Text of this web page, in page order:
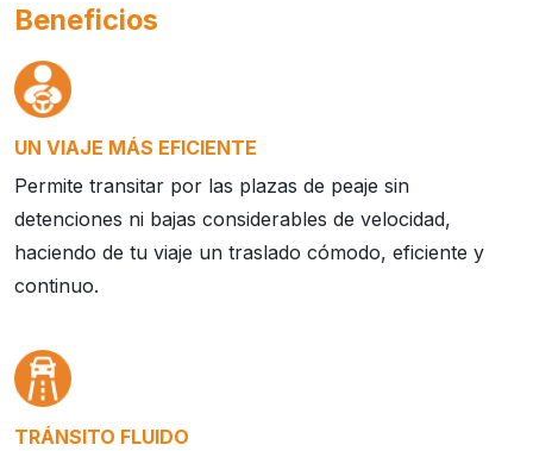
Beneficios
UN VIAJE MÁS EFICIENTE
Permite transitar por las plazas de peaje sin
detenciones ni bajas considerables de velocidad,
haciendo de tu viaje un traslado cómodo, eficiente y
continuo.
TRÁNSITO FLUIDO